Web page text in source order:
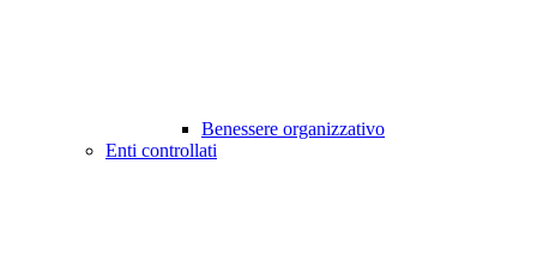
Benessere organizzativo
Enti controllati